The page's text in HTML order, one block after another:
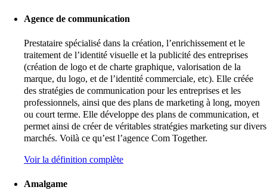
Agence de communication
Prestataire spécialisé dans la création, l’enrichissement et le
traitement de l’identité visuelle et la publicité des entreprises
(création de logo et de charte graphique, valorisation de la
marque, du logo, et de l’identité commerciale, etc). Elle créée
des stratégies de communication pour les entreprises et les
professionnels, ainsi que des plans de marketing à long, moyen
ou court terme. Elle développe des plans de communication, et
permet ainsi de créer de véritables stratégies marketing sur divers
marchés. Voilà ce qu’est l’agence Com Together.
Voir la définition complète
Amalgame